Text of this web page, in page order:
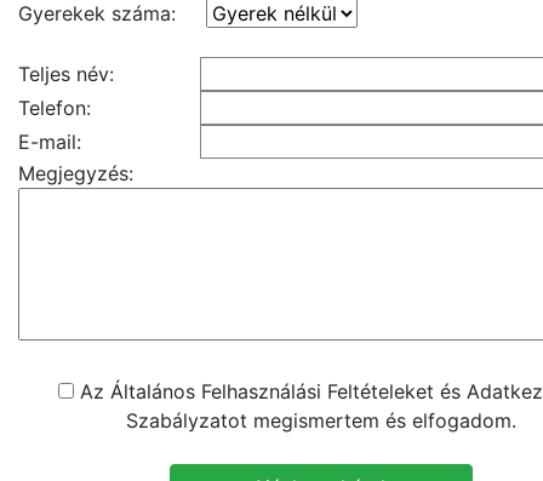
Gyerekek száma:
Teljes név:
Telefon:
E-mail:
Megjegyzés:
Az Általános Felhasználási Feltételeket és
Szabályzatot megismertem és elfogadom.